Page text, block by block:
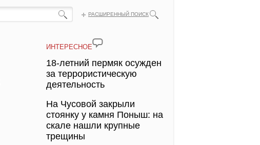
РАСШИРЕННЫЙ ПОИСК
ИНТЕРЕСНОЕ
18-летний пермяк осужден
за террористическую
деятельность
На Чусовой закрыли
стоянку у камня Поныш: на
скале нашли крупные
трещины